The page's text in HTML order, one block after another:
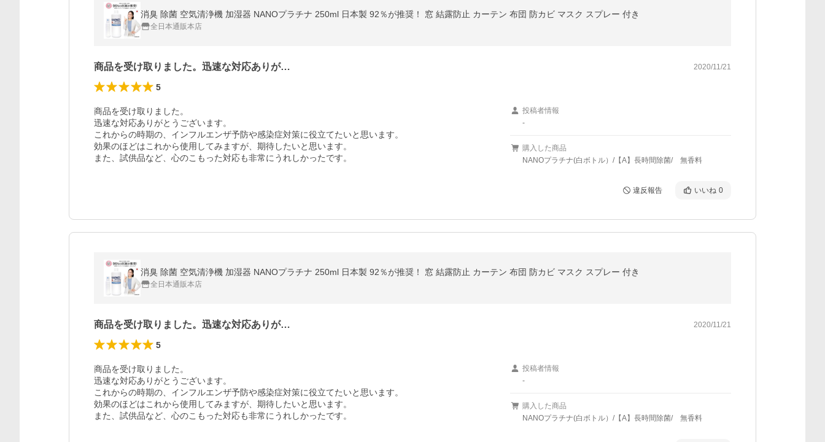
消臭 除菌 空気清浄機 加湿器 NANOプラチナ 250ml 日本製 92％が推奨！ 窓 結露防止 カーテン 布団 防カビ マスク スプレー 付き
全日本通販本店
商品を受け取りました。迅速な対応ありが… 2020/11/21
5
商品を受け取りました。
迅速な対応ありがとうございます。
これからの時期の、インフルエンザ予防や感染症対策に役立てたいと思います。
効果のほどはこれから使用してみますが、期待したいと思います。
また、試供品など、心のこもった対応も非常にうれしかったです。
投稿者情報
-
購入した商品
NANOプラチナ(白ボトル）/【A】長時間除菌/ 無香料
違反報告 いいね 0
消臭 除菌 空気清浄機 加湿器 NANOプラチナ 250ml 日本製 92％が推奨！ 窓 結露防止 カーテン 布団 防カビ マスク スプレー 付き
全日本通販本店
商品を受け取りました。迅速な対応ありが… 2020/11/21
5
商品を受け取りました。
迅速な対応ありがとうございます。
これからの時期の、インフルエンザ予防や感染症対策に役立てたいと思います。
効果のほどはこれから使用してみますが、期待したいと思います。
また、試供品など、心のこもった対応も非常にうれしかったです。
投稿者情報
-
購入した商品
NANOプラチナ(白ボトル）/【A】長時間除菌/ 無香料